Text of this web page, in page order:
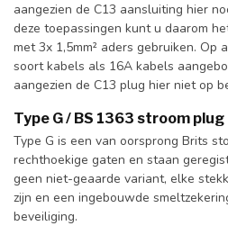
aangezien de C13 aansluiting hier
deze toepassingen kunt u daarom
met 3x 1,5mm² aders gebruiken.
soort kabels als 16A kabels
aangezien de C13 plug hier niet op
Type G / BS 1363 stroom plug
Type G is een van oorsprong Brits
rechthoekige gaten en staan
geen niet-geaarde variant, elke
zijn en een ingebouwde
beveiliging.